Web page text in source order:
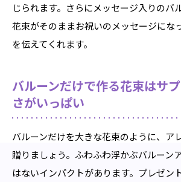
じられます。さらにメッセージ入りのバ
花束がそのままお祝いのメッセージにな
を伝えてくれます。
バルーンだけで作る花束はサ
さがいっぱい
バルーンだけを大きな花束のように、ア
贈りましょう。ふわふわ浮かぶバルーン
はないインパクトがあります。プレゼン